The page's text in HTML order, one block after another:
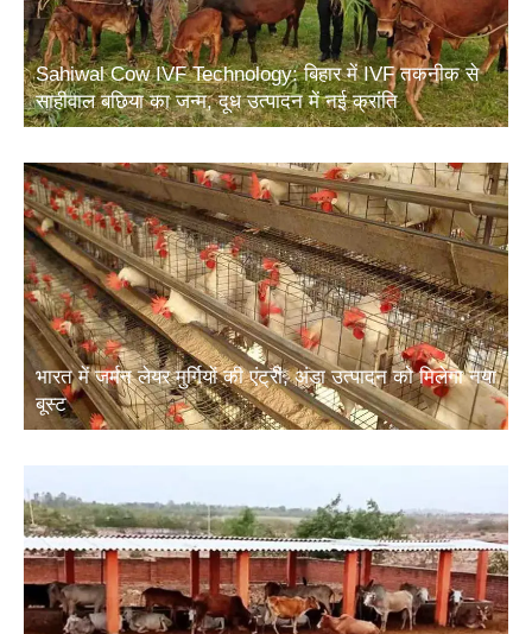
Sahiwal Cow IVF Technology: बिहार में IVF तकनीक से
साहीवाल बछिया का जन्म, दूध उत्पादन में नई क्रांति
भारत में जर्मन लेयर मुर्गियों की एंट्री, अंडा उत्पादन को मिलेगा नया
बूस्ट